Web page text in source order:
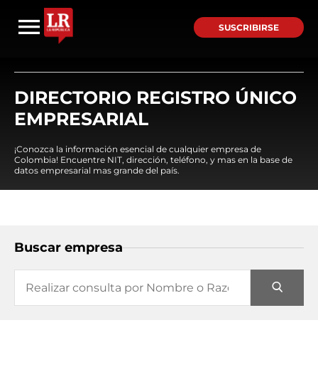
SUSCRIBIRSE
DIRECTORIO REGISTRO ÚNICO
EMPRESARIAL
¡Conozca la información esencial de cualquier empresa de
Colombia! Encuentre NIT, dirección, teléfono, y mas en la base de
datos empresarial mas grande del país.
Buscar empresa